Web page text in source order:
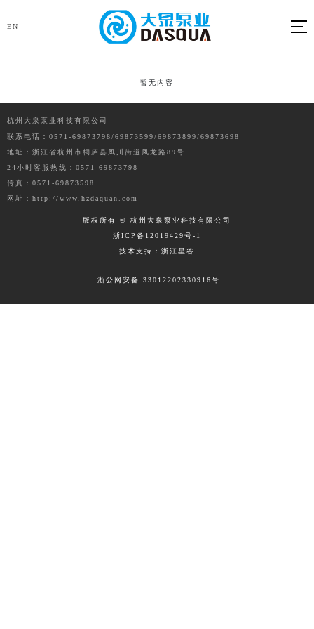
EN
暂无内容
杭州大泉泵业科技有限公司
联系电话： 0571-69873798/69873599/69873899/69873698
地址：浙江省杭州市桐庐县凤川街道凤龙路89号
24小时客服热线：0571-69873798
传真：0571-69873598
网址：http://www.hzdaquan.com
版权所有 © 杭州大泉泵业科技有限公司
浙ICP备12019429号-1
技术支持：浙江星谷
浙公网安备 33012202330916号